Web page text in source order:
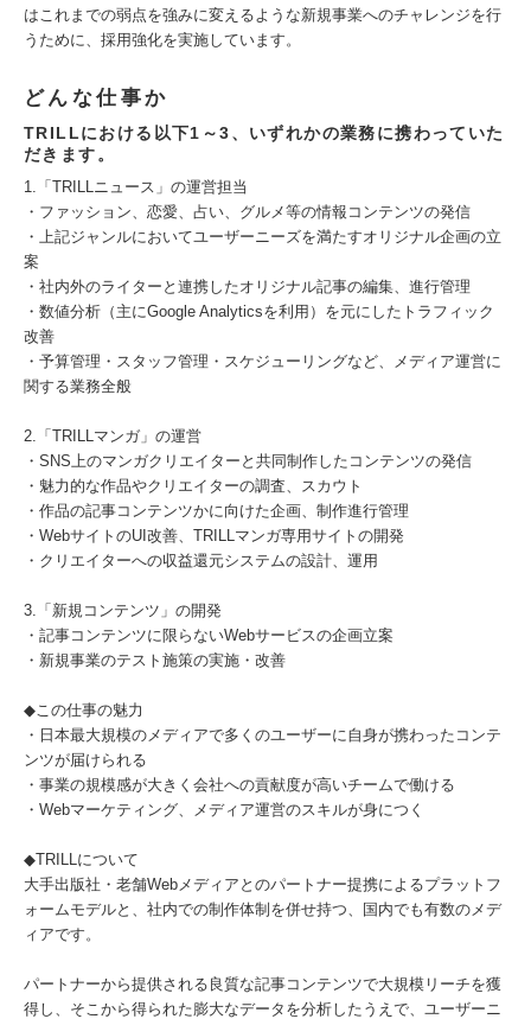
はこれまでの弱点を強みに変えるような新規事業へのチャレンジを行
うために、採用強化を実施しています。
どんな仕事か
TRILLにおける以下1～3、いずれかの業務に携わっていた
だきます。
1.「TRILLニュース」の運営担当
・ファッション、恋愛、占い、グルメ等の情報コンテンツの発信
・上記ジャンルにおいてユーザーニーズを満たすオリジナル企画の立
案
・社内外のライターと連携したオリジナル記事の編集、進行管理
・数値分析（主にGoogle Analyticsを利用）を元にしたトラフィック
改善
・予算管理・スタッフ管理・スケジューリングなど、メディア運営に
関する業務全般
2.「TRILLマンガ」の運営
・SNS上のマンガクリエイターと共同制作したコンテンツの発信
・魅力的な作品やクリエイターの調査、スカウト
・作品の記事コンテンツかに向けた企画、制作進行管理
・WebサイトのUI改善、TRILLマンガ専用サイトの開発
・クリエイターへの収益還元システムの設計、運用
3.「新規コンテンツ」の開発
・記事コンテンツに限らないWebサービスの企画立案
・新規事業のテスト施策の実施・改善
◆この仕事の魅力
・日本最大規模のメディアで多くのユーザーに自身が携わったコンテ
ンツが届けられる
・事業の規模感が大きく会社への貢献度が高いチームで働ける
・Webマーケティング、メディア運営のスキルが身につく
◆TRILLについて
大手出版社・老舗Webメディアとのパートナー提携によるプラットフ
ォームモデルと、社内での制作体制を併せ持つ、国内でも有数のメデ
ィアです。
パートナーから提供される良質な記事コンテンツで大規模リーチを獲
得し、そこから得られた膨大なデータを分析したうえで、ユーザーニ